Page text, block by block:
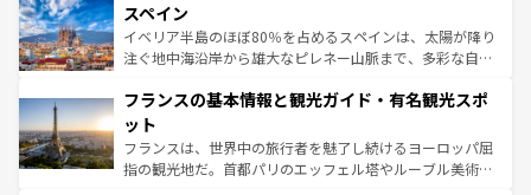
ろん、トスカーナの美しい田園風景やアマルフィ海岸の絶
景など、自然景観も見逃せない。観光の合間には、本場の
ピザやパスタなど、絶品のイタリア料理を堪能することも
ませてくれるイタリアで、忘れられない旅をしてみよう！
なお、新着のイタリア情報は
しい。
スペイン
イベリア半島のほぼ80％を占めるスペインは、太陽が降り
注ぐ地中海沿岸から雄大なピレネー山脈まで、多彩な自然
文化が根付くこの国では、情熱的なフラメンコ、熱気あふ
れる闘牛、そして美味しいタパスが生活の一部となってい
る。首都マドリードの洗練された雰囲気や、バルセロナの
アートに溢れた街角から、地方では古代ローマ遺跡や中世
フランスの基本情報と観光ガイド・有名観光スポ
ット
フランスは、世界中の旅行者を魅了し続けるヨーロッパ屈
指の観光地だ。首都パリのエッフェル塔やルーブル美術館